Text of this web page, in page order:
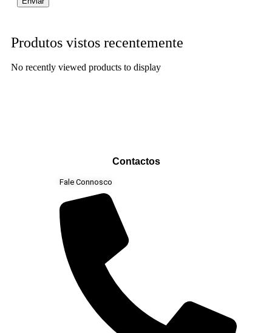
Produtos vistos recentemente
No recently viewed products to display
Contactos
Fale Connosco